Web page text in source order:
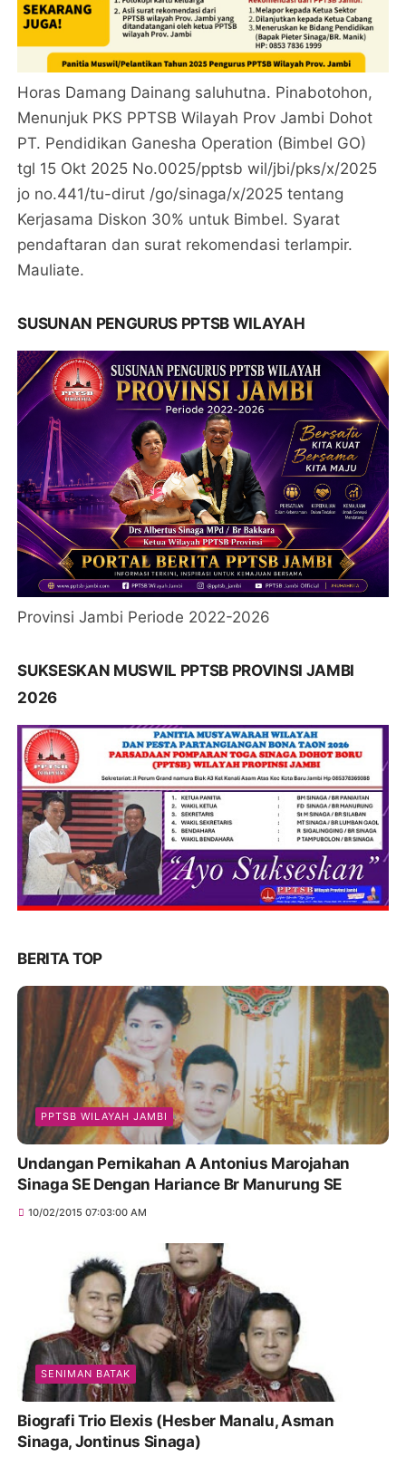
Horas Damang Dainang saluhutna. Pinabotohon,
Menunjuk PKS PPTSB Wilayah Prov Jambi Dohot
PT. Pendidikan Ganesha Operation (Bimbel GO)
tgl 15 Okt 2025 No.0025/pptsb wil/jbi/pks/x/2025
jo no.441/tu-dirut /go/sinaga/x/2025 tentang
Kerjasama Diskon 30% untuk Bimbel. Syarat
pendaftaran dan surat rekomendasi terlampir.
Mauliate.
SUSUNAN PENGURUS PPTSB WILAYAH
Provinsi Jambi Periode 2022-2026
SUKSESKAN MUSWIL PPTSB PROVINSI JAMBI
2026
BERITA TOP
PPTSB WILAYAH JAMBI
Undangan Pernikahan A Antonius Marojahan
Sinaga SE Dengan Hariance Br Manurung SE
10/02/2015 07:03:00 AM
SENIMAN BATAK
Biografi Trio Elexis (Hesber Manalu, Asman
Sinaga, Jontinus Sinaga)